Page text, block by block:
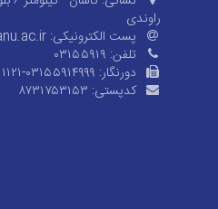
راوندی
پست الکترونیکی:
تلفن: ۰۳۱۵۵۹۱۹
دورنگار: ۰۳۱۵۵۵۱۱۱۲۱-
کدپستی: ۸۷۳۱۷۵۳۱۵۳